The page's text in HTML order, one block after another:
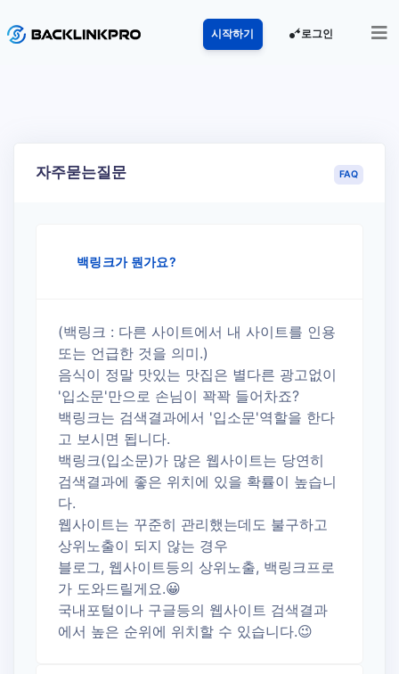
시작하기 로그인
자주묻는질문 FAQ
백링크가 뭔가요?
(백링크 : 다른 사이트에서 내 사이트를 인용
또는 언급한 것을 의미.)
음식이 정말 맛있는 맛집은 별다른 광고없이
'입소문'만으로 손님이 꽉꽉 들어차죠?
백링크는 검색결과에서 '입소문'역할을 한다
고 보시면 됩니다.
백링크(입소문)가 많은 웹사이트는 당연히
검색결과에 좋은 위치에 있을 확률이 높습니
다.
웹사이트는 꾸준히 관리했는데도 불구하고
상위노출이 되지 않는 경우
블로그, 웹사이트등의 상위노출, 백링크프로
가 도와드릴게요.😀
국내포털이나 구글등의 웹사이트 검색결과
에서 높은 순위에 위치할 수 있습니다.😉